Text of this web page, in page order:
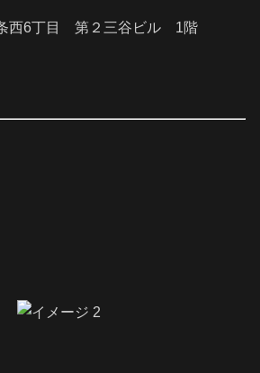
西6丁目 第２三谷ビル 1階